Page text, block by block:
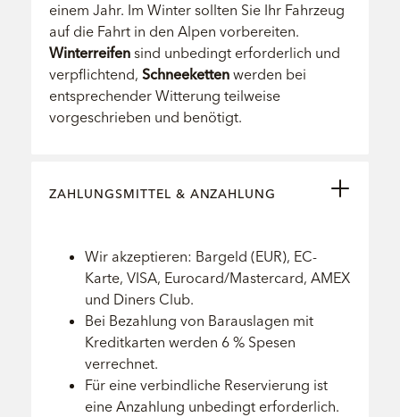
einem Jahr. Im Winter sollten Sie Ihr Fahrzeug
auf die Fahrt in den Alpen vorbereiten.
Winterreifensind unbedingt erforderlich und
verpflichtend, Schneekettenwerden bei
entsprechender Witterung teilweise
vorgeschrieben und benötigt.
ZAHLUNGSMITTEL & ANZAHLUNG
Wir akzeptieren: Bargeld (EUR), EC-
Karte, VISA, Eurocard/Mastercard, AMEX
und Diners Club.
Bei Bezahlung von Barauslagen mit
Kreditkarten werden 6 % Spesen
verrechnet.
Für eine verbindliche Reservierung ist
eine Anzahlung unbedingt erforderlich.